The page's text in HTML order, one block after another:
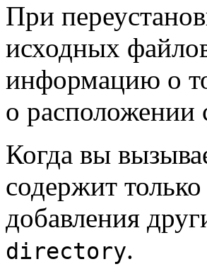
При
исходных
информацию о
о расположении
Когда вы
содержит только
добавления
directory.